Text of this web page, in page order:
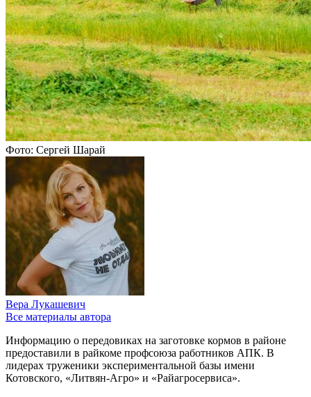
Фото: Сергей Шарай
Вера Лукашевич
Все материалы автора
Информацию о передовиках на заготовке кормов в районе
предоставили в райкоме профсоюза работников АПК. В
лидерах труженики экспериментальной базы имени
Котовского, «Литвян-Агро» и «Райагросервиса».